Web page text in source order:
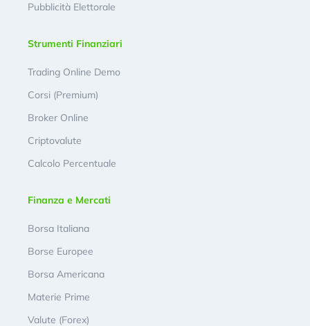
Pubblicità Elettorale
Strumenti Finanziari
Trading Online Demo
Corsi (Premium)
Broker Online
Criptovalute
Calcolo Percentuale
Finanza e Mercati
Borsa Italiana
Borse Europee
Borsa Americana
Materie Prime
Valute (Forex)